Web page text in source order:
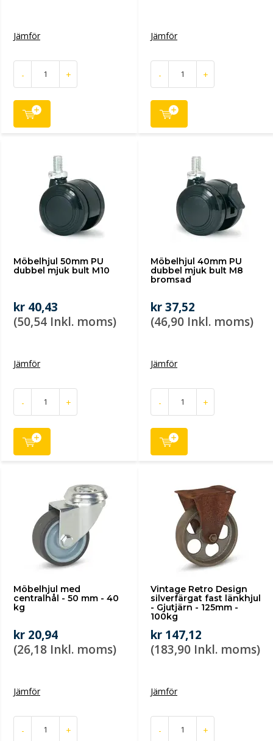
Jämför
- +
Jämför
- +
Möbelhjul 50mm PU
dubbel mjuk bult M10
kr 40,43
(50,54 Inkl. moms)
Jämför
- +
Möbelhjul 40mm PU
dubbel mjuk bult M8
bromsad
kr 37,52
(46,90 Inkl. moms)
Jämför
- +
Möbelhjul med
centralhål - 50 mm - 40
kg
kr 20,94
(26,18 Inkl. moms)
Jämför
- +
Vintage Retro Design
silverfärgat fast länkhjul
- Gjutjärn - 125mm -
100kg
kr 147,12
(183,90 Inkl. moms)
Jämför
- +